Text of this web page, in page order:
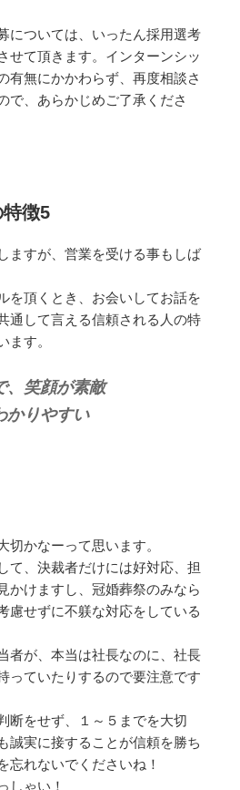
については、いったん採用選考
せて頂きます。インターンシッ
有無にかかわらず、再度相談さ
で、あらかじめご了承くださ
徴5
ますが、営業を受ける事もしば
を頂くとき、お会いしてお話を
通して言える信頼される人の特
ます。
、笑顔が素敵
かりやすい
切かなーって思います。
て、決裁者だけには好対応、担
かけますし、冠婚葬祭のみなら
慮せずに不躾な対応をしている
者が、本当は社長なのに、社長
っていたりするので要注意です
断をせず、１～５までを大切
誠実に接することが信頼を勝ち
忘れないでくださいね！
しゃい！